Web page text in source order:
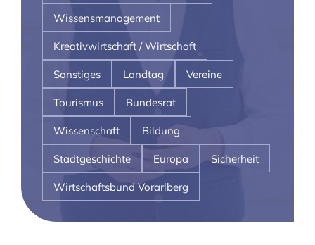
Wissensmanagement
Kreativwirtschaft / Wirtschaft
Sonstiges Landtag Vereine
Tourismus Bundesrat
Wissenschaft Bildung
Stadtgeschichte Europa Sicherheit
Wirtschaftsbund Vorarlberg